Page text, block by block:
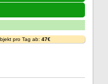
pro Tag ab: 47€